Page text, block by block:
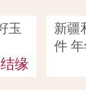
玉
缘
新疆
件